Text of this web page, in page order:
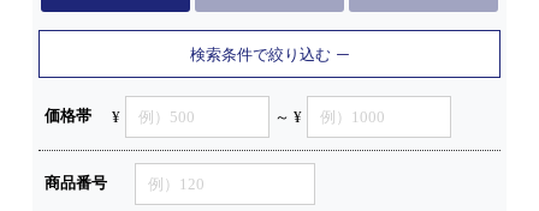
検索条件で絞り込む
価格帯 ¥ ～ ¥
商品番号